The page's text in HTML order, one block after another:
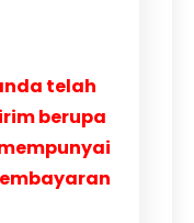
telah
berupa